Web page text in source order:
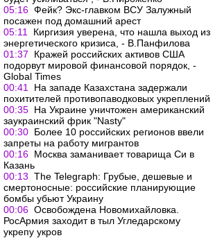
05:16 Фейк? Экс-главком ВСУ Залужный
посажен под домашний арест
05:11
Киргизия уверена, что нашла выход из
энергетического кризиса, - В.Панфилова
01:37
Кражей российских активов США
подорвут мировой финансовой порядок, -
Global Times
00:41
На западе Казахстана задержали
похитителей противопаводковых укреплений
00:35 На Украине уничтожен американский
заукраинский фрик "Nasty"
00:30 Более 10 российских регионов ввели
запреты на работу мигрантов
00:16 Москва заманивает товарища Си в
Казань
00:13 The Telegraph: Грубые, дешевые и
смертоносные: российские планирующие
бомбы убьют Украину
00:06 Освобождена Новомихайловка.
РосАрмия заходит в тыл Угледарскому
укрепу укров